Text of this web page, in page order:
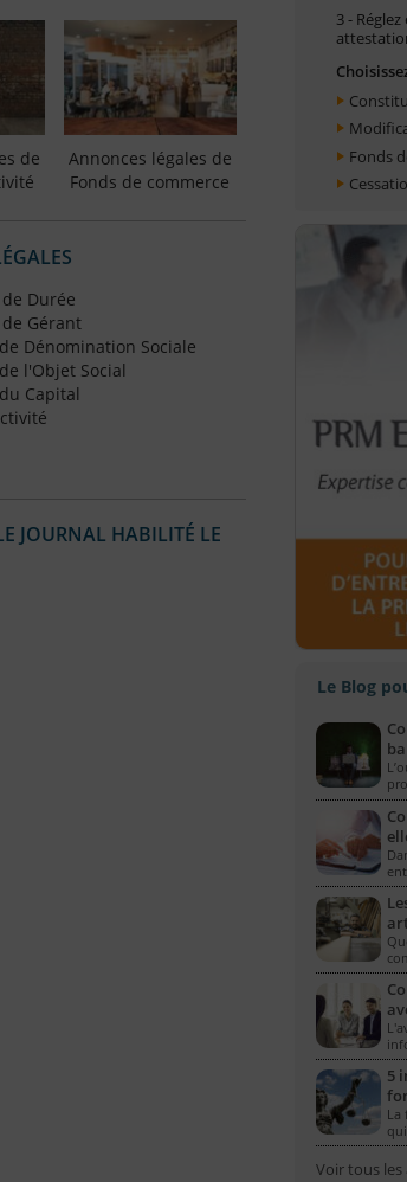
de
Annonces légales de
Fonds de commerce
Durée
Gérant
Dénomination Sociale
l'Objet Social
Capital
JOURNAL HABILITÉ LE
3 -
Fonds
Le Blog
5
La
Voir tous les